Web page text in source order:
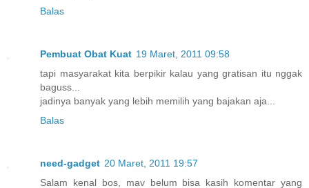
Balas
Pembuat Obat Kuat 19 Maret, 2011 09:58
tapi masyarakat kita berpikir kalau yang gratisan itu nggak
baguss...
jadinya banyak yang lebih memilih yang bajakan aja...
Balas
need-gadget 20 Maret, 2011 19:57
Salam kenal bos, mav belum bisa kasih komentar yang